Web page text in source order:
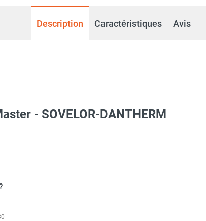
Description Caractéristiques Avis
- SOVELOR-DANTHERM